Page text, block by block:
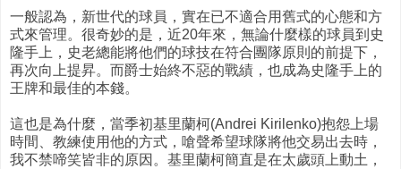
一般認為，新世代的球員，實在已不適合用舊式的心態和方
式來管理。很奇妙的是，近20年來，無論什麼樣的球員到史
隆手上，史老總能將他們的球技在符合團隊原則的前提下，
再次向上提昇。而爵士始終不惡的戰績，也成為史隆手上的
王牌和最佳的本錢。
這也是為什麼，當季初基里蘭柯(Andrei Kirilenko)抱怨上場
時間、教練使用他的方式，嗆聲希望球隊將他交易出去時，
我不禁啼笑皆非的原因。基里蘭柯簡直是在太歲頭上動土，